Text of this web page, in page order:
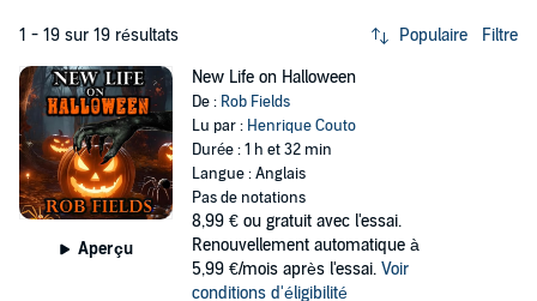
1 - 19 sur 19 résultats Populaire Filtre
Aperçu
New Life on Halloween
De : Rob Fields
Lu par : Henrique Couto
Durée : 1 h et 32 min
Langue : Anglais
Pas de notations
8,99 € ou gratuit avec l'essai.
Renouvellement automatique à
5,99 €/mois après l'essai. Voir
conditions d'éligibilité